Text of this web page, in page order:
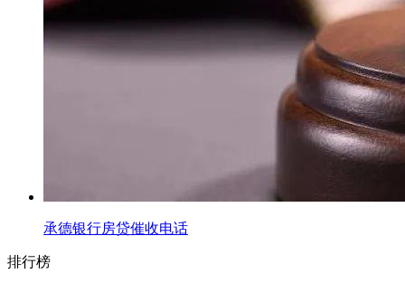
承德银行房贷催收电话
排行榜